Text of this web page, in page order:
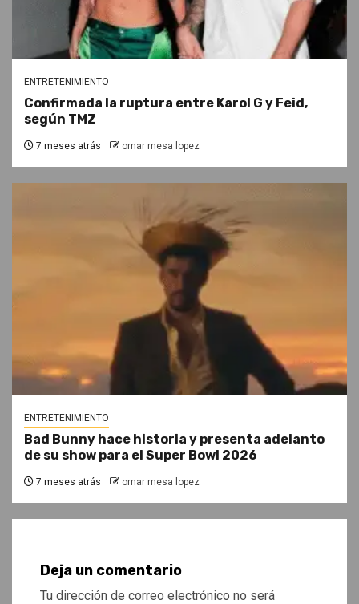
ENTRETENIMIENTO
Confirmada la ruptura entre Karol G y Feid,
según TMZ
7 meses atrás omar mesa lopez
ENTRETENIMIENTO
Bad Bunny hace historia y presenta adelanto
de su show para el Super Bowl 2026
7 meses atrás omar mesa lopez
Deja un comentario
Tu dirección de correo electrónico no será